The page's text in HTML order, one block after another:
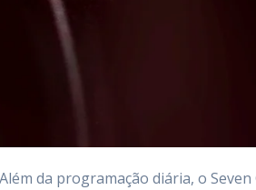
Além da programação diária, o